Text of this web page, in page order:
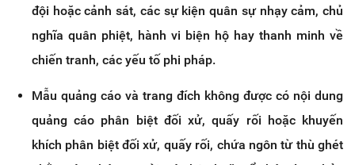
đội hoặc cảnh sát, các sự kiện quân sự nhạy cảm, chủ
nghĩa quân phiệt, hành vi biện hộ hay thanh minh về
chiến tranh, các yếu tố phi pháp.
Mẫu quảng cáo và trang đích không được có nội dung
quảng cáo phân biệt đối xử, quấy rối hoặc khuyến
khích phân biệt đối xử, quấy rối, chứa ngôn từ thù ghét